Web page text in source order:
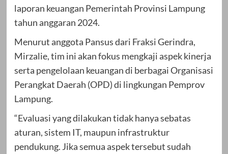
laporan keuangan Pemerintah Provinsi Lampung
tahun anggaran 2024.
Menurut anggota Pansus dari Fraksi Gerindra,
Mirzalie, tim ini akan fokus mengkaji aspek kinerja
serta pengelolaan keuangan di berbagai Organisasi
Perangkat Daerah (OPD) di lingkungan Pemprov
Lampung.
“Evaluasi yang dilakukan tidak hanya sebatas
aturan, sistem IT, maupun infrastruktur
pendukung. Jika semua aspek tersebut sudah